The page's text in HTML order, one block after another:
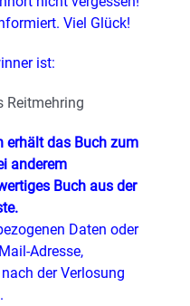
Viel Glück!
ist:
Reitmehring
erhält das Buch zum
anderem
Buch aus der
Daten oder
Adresse,
der Verlosung